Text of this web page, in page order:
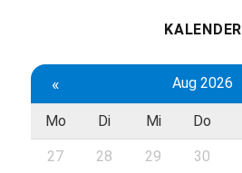
KALENDER
« Aug 2026
Mo Di Mi Do
27 28 29 30